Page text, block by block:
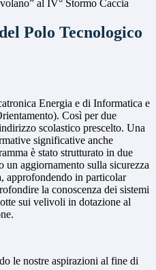
al IV° Stormo Caccia
Polo Tecnologico
Energia e di Informatica e
Così per due
scolastico prescelto. Una
significative anche
è stato strutturato in due
aggiornamento sulla sicurezza
approfondendo in particolar
la conoscenza dei sistemi
sui velivoli in dotazione al
le nostre aspirazioni al fine di